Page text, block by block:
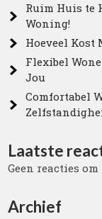
Ruim Huis te
Woning!
Hoeveel Kost
Flexibel
Jou
Comfortabel
Laatste
Geen reacties om
Archief